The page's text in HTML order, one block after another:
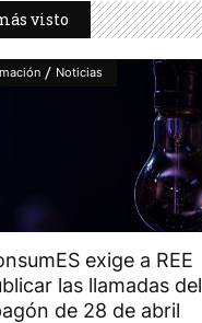
visto
/ Noticias
exige a REE
las llamadas del
de 28 de abril